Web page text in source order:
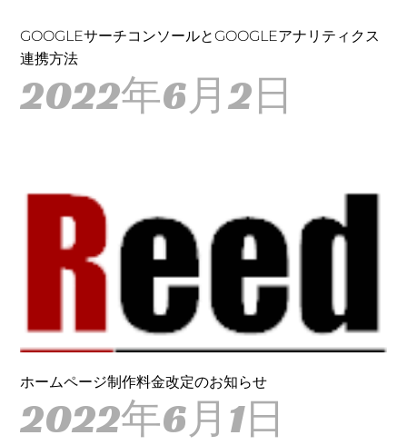
GOOGLEサーチコンソールとGOOGLEアナリティクス
連携方法
2022年6月2日
ホームページ制作料金改定のお知らせ
2022年6月1日